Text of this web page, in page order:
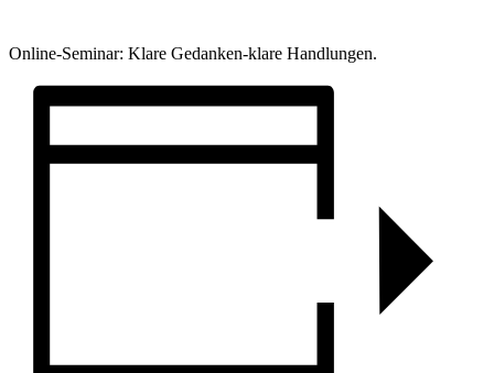
Online-Seminar: Klare Gedanken-klare Handlungen.